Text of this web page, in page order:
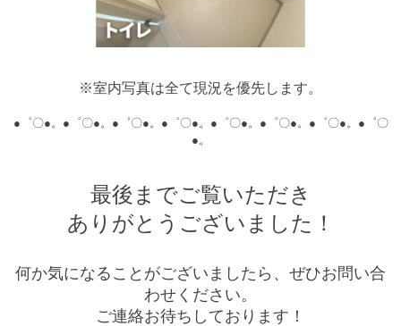
※室内写真は全て現況を優先します。
●゜〇●。●゜〇●。●゜〇●。●゜〇●。●゜〇●。●゜〇●。●゜〇●。●゜〇
●。
最後までご覧いただき
ありがとうございました！
何か気になることがございましたら、ぜひお問い合
わせください。
ご連絡お待ちしております！